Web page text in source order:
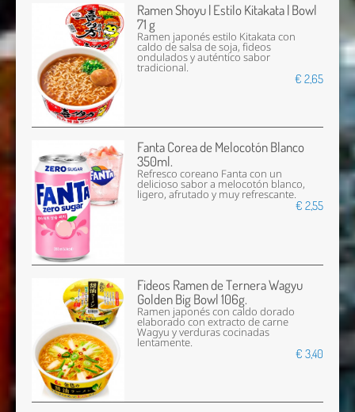
Ramen Shoyu | Estilo Kitakata | Bowl
71 g
Ramen japonés estilo Kitakata con
caldo de salsa de soja, fideos
ondulados y auténtico sabor
tradicional.
€ 2,65
Fanta Corea de Melocotón Blanco
350ml.
Refresco coreano Fanta con un
delicioso sabor a melocotón blanco,
ligero, afrutado y muy refrescante.
€ 2,55
Fideos Ramen de Ternera Wagyu
Golden Big Bowl 106g.
Ramen japonés con caldo dorado
elaborado con extracto de carne
Wagyu y verduras cocinadas
lentamente.
€ 3,40